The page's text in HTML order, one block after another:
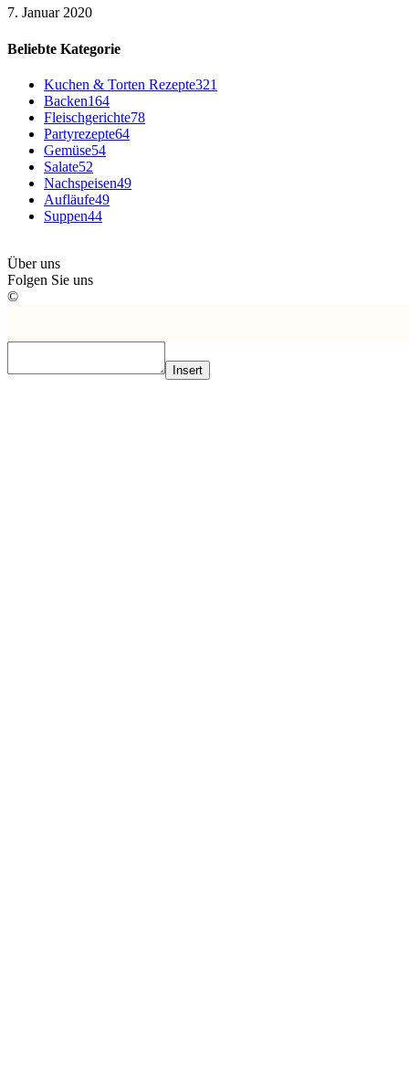
7. Januar 2020
Beliebte Kategorie
Kuchen & Torten Rezepte321
Backen164
Fleischgerichte78
Partyrezepte64
Gemüse54
Salate52
Nachspeisen49
Aufläufe49
Suppen44
Über uns
Folgen Sie uns
©
Insert